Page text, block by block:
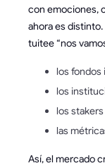
con emociones,
ahora es
tuitee “nos
los fondos
los
los
las
Así, el mercado